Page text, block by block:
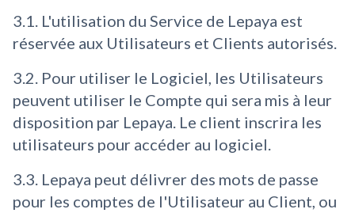
3.1. L'utilisation du Service de Lepaya est
réservée aux Utilisateurs et Clients autorisés.
3.2. Pour utiliser le Logiciel, les Utilisateurs
peuvent utiliser le Compte qui sera mis à leur
disposition par Lepaya. Le client inscrira les
utilisateurs pour accéder au logiciel.
3.3. Lepaya peut délivrer des mots de passe
pour les comptes de l'Utilisateur au Client, ou